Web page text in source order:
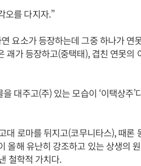
오를 다지자.”
요소가 등장하는데 그중 하나가 연
괘가 등장하고(중택태), 겹친 연못의
대주고(주) 있는 모습이 ‘이택상주’
대 로마를 뒤지고(코무니타스), 때론
올해 유난히 강조하고 있는 상생의
철학적 가치다.